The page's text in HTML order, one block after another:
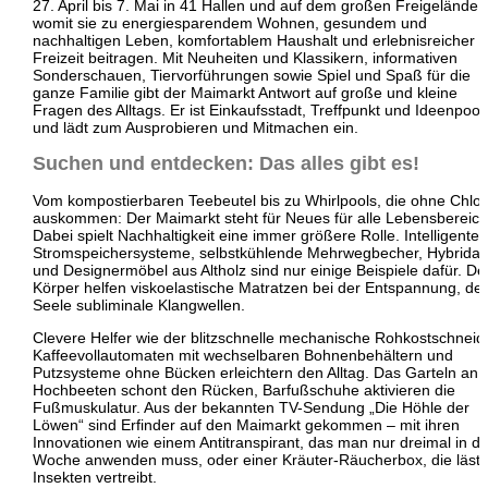
27. April bis 7. Mai in 41 Hallen und auf dem großen Freigelände,
womit sie zu energiesparendem Wohnen, gesundem und
nachhaltigen Leben, komfortablem Haushalt und erlebnisreicher
Freizeit beitragen. Mit Neuheiten und Klassikern, informativen
Sonderschauen, Tiervorführungen sowie Spiel und Spaß für die
ganze Familie gibt der Maimarkt Antwort auf große und kleine
Fragen des Alltags. Er ist Einkaufsstadt, Treffpunkt und Ideenpool
und lädt zum Ausprobieren und Mitmachen ein.
Suchen und entdecken: Das alles gibt es!
Vom kompostierbaren Teebeutel bis zu Whirlpools, die ohne Chlor
auskommen: Der Maimarkt steht für Neues für alle
Dabei spielt Nachhaltigkeit eine immer größere Rolle. Intelligente
Stromspeichersysteme, selbstkühlende Mehrwegbecher,
und Designermöbel aus Altholz sind nur einige Beispiele dafür.
Körper helfen viskoelastische Matratzen bei der Entspannung, der
Seele subliminale Klangwellen.
Clevere Helfer wie der blitzschnelle mechanische
Kaffeevollautomaten mit wechselbaren Bohnenbehältern und
Putzsysteme ohne Bücken erleichtern den Alltag. Das Garteln an
Hochbeeten schont den Rücken, Barfußschuhe aktivieren die
Fußmuskulatur. Aus der bekannten TV-Sendung „Die Höhle der
Löwen“ sind Erfinder auf den Maimarkt gekommen – mit ihren
Innovationen wie einem Antitranspirant, das man nur dreimal in
Woche anwenden muss, oder einer Kräuter-Räucherbox, die
Insekten vertreibt.